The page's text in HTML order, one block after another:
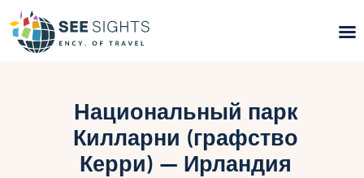
Горящие туры
Типы Туров
Национальный парк
Килларни (графство
Керри) — Ирландия